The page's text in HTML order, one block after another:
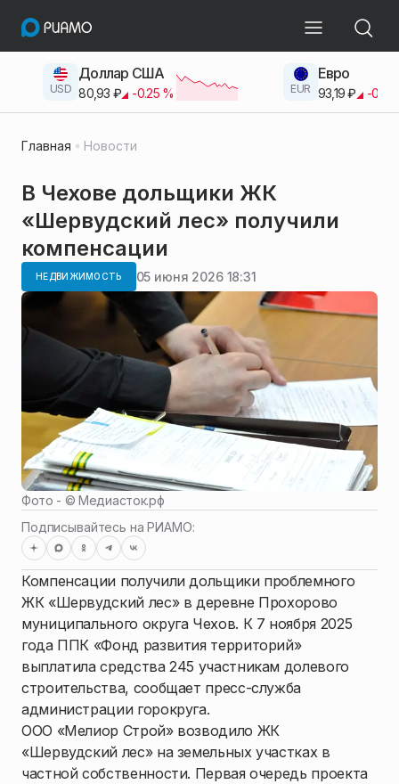
USD
Доллар США
80,93 ₽ -0.25% EUR
Евро
93,19 ₽ -0.42
Главная Новости
В Чехове дольщики ЖК
«Шервудский лес» получили
компенсации
НЕДВИЖИМОСТЬ 05 июня 2026 18:31
Фото - ©Медиасток.рф
Подписывайтесь на РИАМО:
Компенсации получили дольщики проблемного
ЖК «Шервудский лес» в деревне Прохорово
муниципального округа Чехов. К 7 ноября 2025
года ППК «Фонд развития территорий»
выплатила средства 245 участникам долевого
строительства, сообщает пресс-служба
администрации горокруга.
ООО «Мелиор Строй» возводило ЖК
«Шервудский лес» на земельных участках в
частной собственности. Первая очередь проекта